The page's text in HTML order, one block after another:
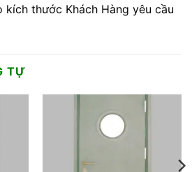
kích thước Khách Hàng yêu cầu
TỰ